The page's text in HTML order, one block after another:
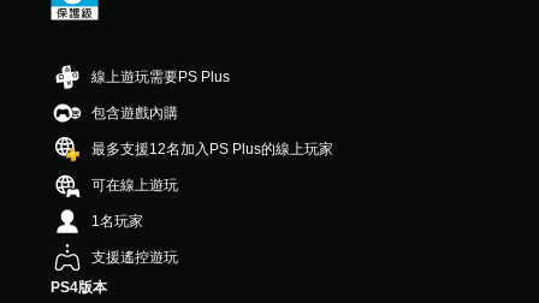
滿
顆
）
，
共
2
1
則
評
線上遊玩需要PS Plus
包含遊戲內購
最多支援12名加入PS Plus的線上玩家
可在線上遊玩
1名玩家
支援遙控遊玩
PS4版本